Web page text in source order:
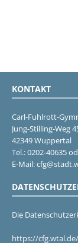
KONTAKT
Carl-Fuhlrott-
Jung-Stilling-Weg
42349 Wuppertal
Tel.: 0202-40635
E-Mail:
Die
https://